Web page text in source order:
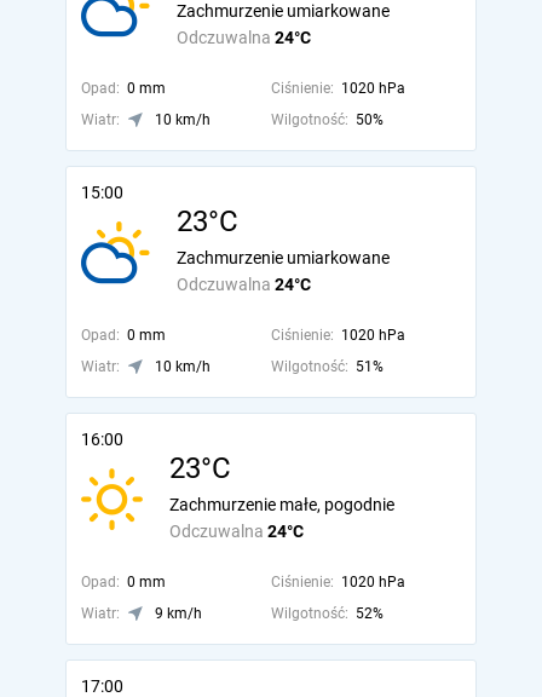
Odczuwalna 24°C
Zachmurzenie umiarkowane
Opad: 0 mm Ciśnienie: 1020 hPa
Wiatr:
10 km/h Wilgotność: 50%
15:00
23°C
Odczuwalna 24°C
Zachmurzenie umiarkowane
Opad: 0 mm Ciśnienie: 1020 hPa
Wiatr:
10 km/h Wilgotność: 51%
16:00
23°C
Odczuwalna 24°C
Zachmurzenie małe, pogodnie
Opad: 0 mm Ciśnienie: 1020 hPa
Wiatr:
9 km/h Wilgotność: 52%
17:00